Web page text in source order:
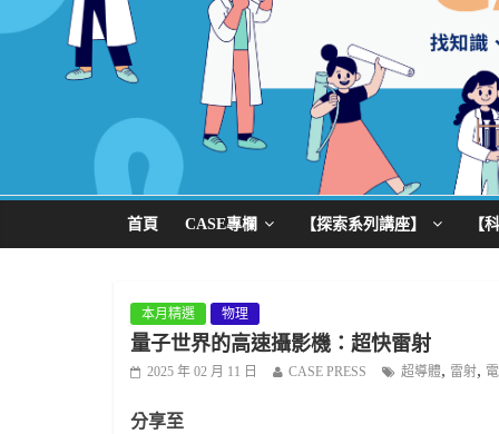
首頁 CASE專欄 【探索系列講座】 【
本月精選 物理
量子世界的高速攝影機：超快雷射
2025 年 02 月 11 日 CASE PRESS 超導體, 雷射,
分享至